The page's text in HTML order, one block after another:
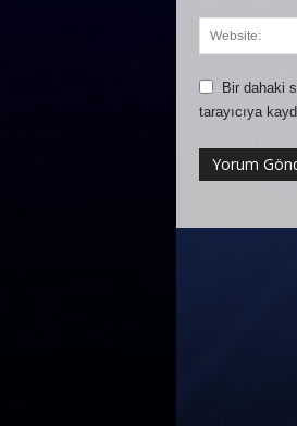
Bir dahaki
tarayıcıya